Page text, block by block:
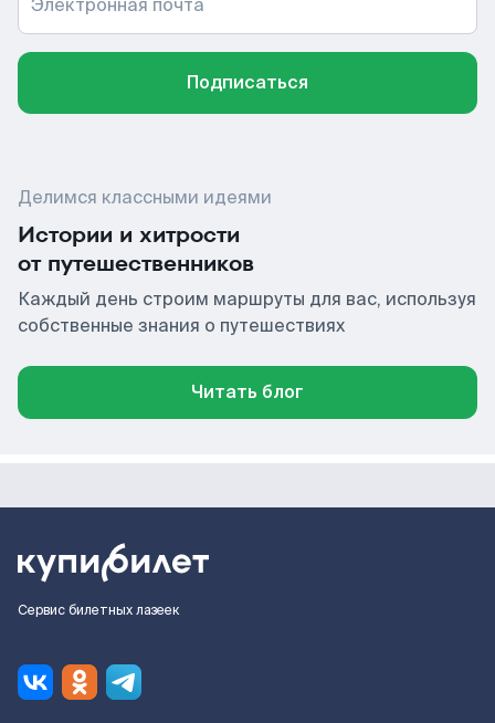
Электронная почта
Подписаться
Делимся классными идеями
Истории и хитрости
от путешественников
Каждый день строим маршруты для вас, используя
собственные знания о путешествиях
Читать блог
Сервис билетных лазеек